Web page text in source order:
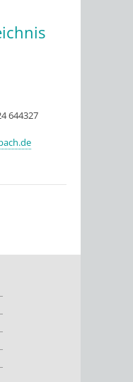
644327